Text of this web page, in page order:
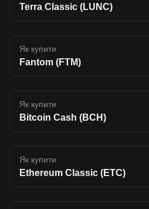
Terra Classic (LUNC)
Як купити
Fantom (FTM)
Як купити
Bitcoin Cash (BCH)
Як купити
Ethereum Classic (ETC)